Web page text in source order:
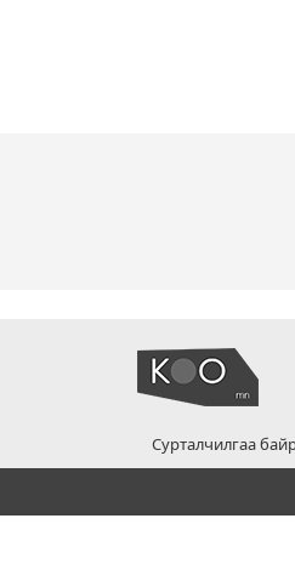
Сурталчилгаа